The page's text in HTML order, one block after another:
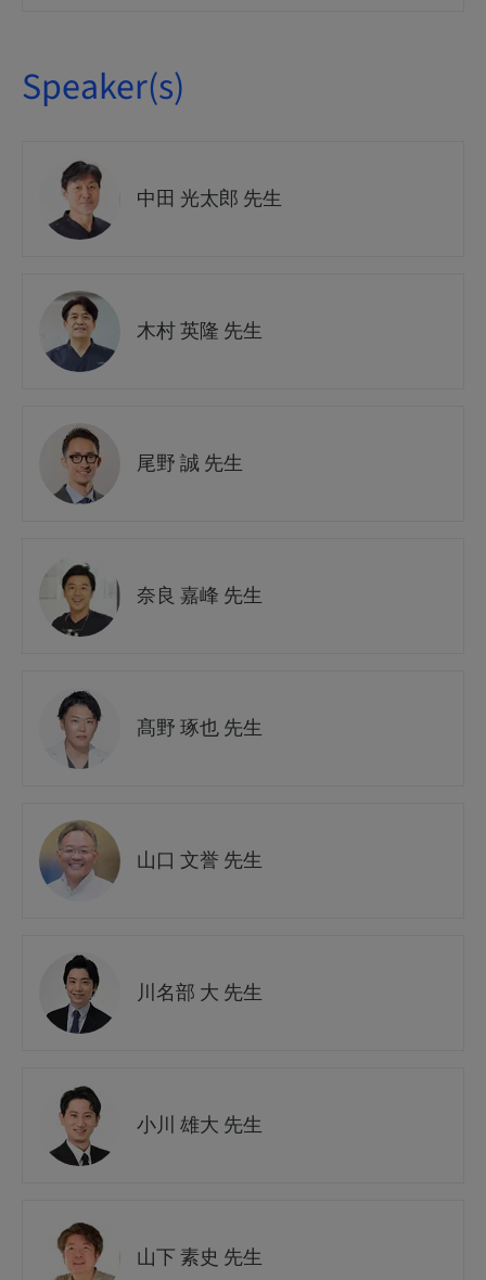
Speaker(s)
中田 光太郎 先生
木村 英隆 先生
尾野 誠 先生
奈良 嘉峰 先生
髙野 琢也 先生
山口 文誉 先生
川名部 大 先生
小川 雄大 先生
山下 素史 先生